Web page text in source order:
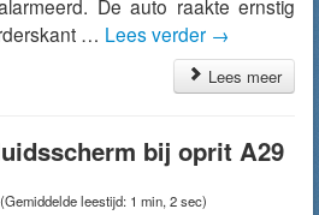
De auto raakte ernstig
… Lees verder →
Lees meer
bij oprit A29
(Gemiddelde leestijd: 1 min, 2 sec)